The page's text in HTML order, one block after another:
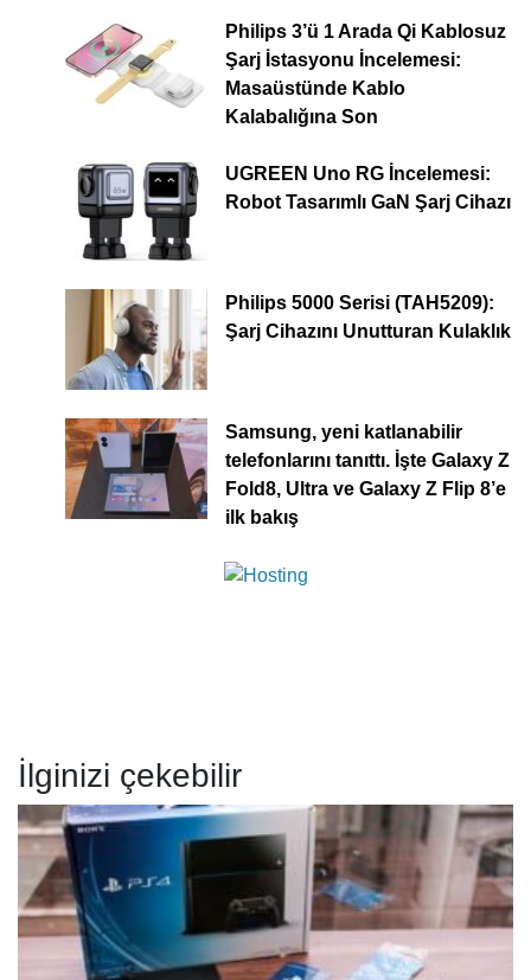
Philips 3’ü 1 Arada Qi Kablosuz
Şarj İstasyonu İncelemesi:
Masaüstünde Kablo
Kalabalığına Son
UGREEN Uno RG İncelemesi:
Robot Tasarımlı GaN Şarj Cihazı
Philips 5000 Serisi (TAH5209):
Şarj Cihazını Unutturan Kulaklık
Samsung, yeni katlanabilir
telefonlarını tanıttı. İşte Galaxy Z
Fold8, Ultra ve Galaxy Z Flip 8’e
ilk bakış
İlginizi çekebilir